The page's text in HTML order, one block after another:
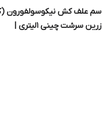
سم علف کش نیکوسولفورون
زرین سرشت چینی 1لیتری |